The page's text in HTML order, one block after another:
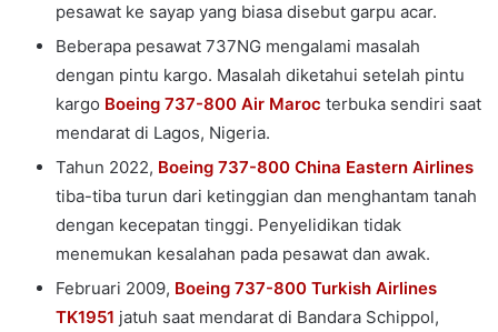
pesawat ke sayap yang biasa disebut garpu acar.
Beberapa pesawat 737NG mengalami masalah
dengan pintu kargo. Masalah diketahui setelah pintu
kargo Boeing 737-800 Air Maroc terbuka sendiri saat
mendarat di Lagos, Nigeria.
Tahun 2022, Boeing 737-800 China Eastern Airlines
tiba-tiba turun dari ketinggian dan menghantam tanah
dengan kecepatan tinggi. Penyelidikan tidak
menemukan kesalahan pada pesawat dan awak.
Februari 2009, Boeing 737-800 Turkish Airlines
TK1951 jatuh saat mendarat di Bandara Schippol,